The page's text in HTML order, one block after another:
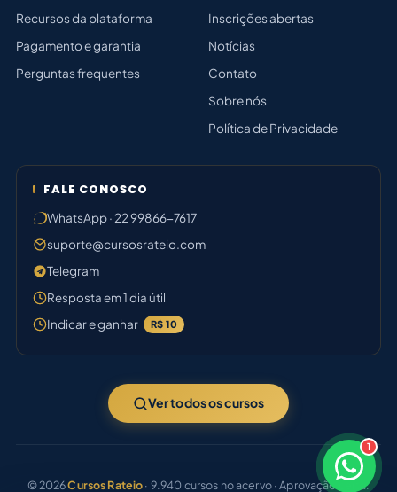
×
Responde em breve
1
Recursos da plataforma
Pagamento e garantia
Perguntas frequentes
Inscrições abertas
Notícias
Contato
Sobre nós
Política de Privacidade
FALE CONOSCO
WhatsApp · 22 99866-7617
suporte@cursosrateio.com
Telegram
Resposta em 1 dia útil
Indicar e ganhar
R$ 10
Ver todos os cursos
© 2026Cursos Rateio· 9.940 cursos no acervo · Aprovação certa.